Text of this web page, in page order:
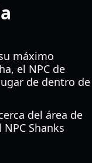
máximo
el NPC de
de dentro de
del área de
Shanks